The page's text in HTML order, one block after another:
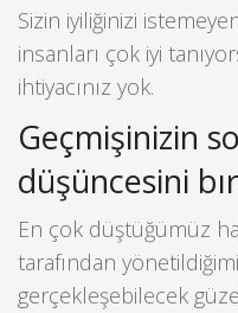
Sizin iyiliğinizi
insanları çok iyi
ihtiyacınız yok.
Geçmişinizin
düşüncesini
En çok düştüğümüz
tarafından
gerçekleşebilecek